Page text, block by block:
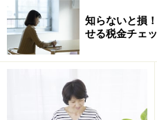
金、元本なども含む）」です
ができます。
知らないと損
せる税金チェ